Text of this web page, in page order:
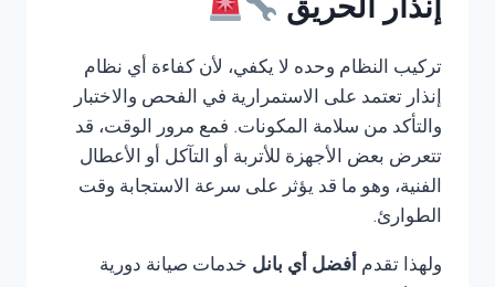
إنذار الحريق
تركيب النظام وحده لا يكفي، لأن كفاءة أي نظام
إنذار تعتمد على الاستمرارية في الفحص والاختبار
والتأكد من سلامة المكونات. فمع مرور الوقت، قد
تتعرض بعض الأجهزة للأتربة أو التآكل أو الأعطال
الفنية، وهو ما قد يؤثر على سرعة الاستجابة وقت
الطوارئ.
ولهذا تقدم أفضل أي بانل خدمات صيانة دورية